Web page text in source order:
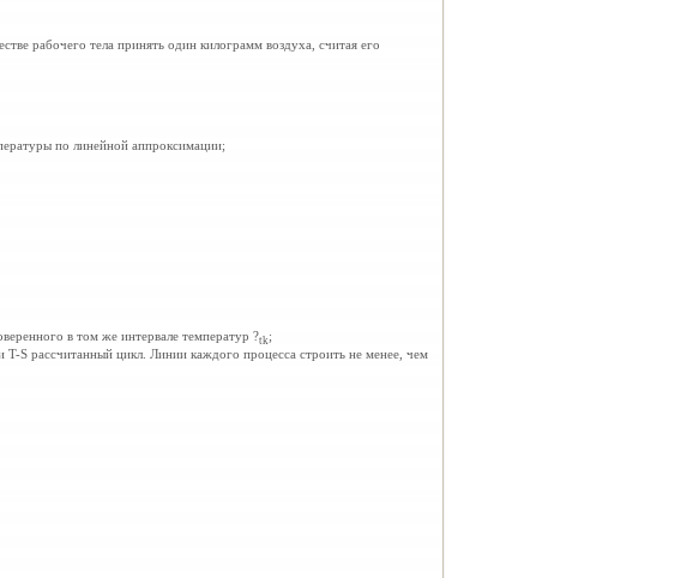
рабочего тела принять один килограмм воздуха, считая его
по линейной аппроксимации;
в том же интервале температур ?tk;
S рассчитанный цикл. Линии каждого процесса строить не менее, чем